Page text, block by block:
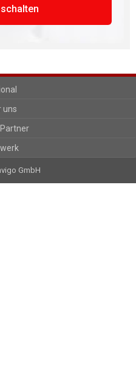
uns
GmbH